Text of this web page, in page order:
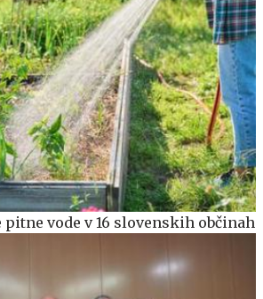
pitne vode v 16 slovenskih občinah